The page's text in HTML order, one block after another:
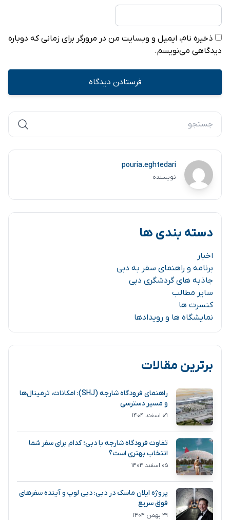
ذخیره نام، ایمیل و وبسایت من در مرورگر برای زمانی که دوباره
دیدگاهی می‌نویسم.
pouria.eghtedari
نویسنده
دسته بندی ها
اخبار
برنامه و راهنمای سفر به دبی
جاذبه های گردشگری دبی
سایر مطالب
کنسرت ها
نمایشگاه ها و رویدادها
برترین مقالات
راهنمای فرودگاه شارجه (SHJ): امکانات، ترمینال‌ها
و مسیر دسترسی
۰۹ اسفند ۱۴۰۴
تفاوت فرودگاه شارجه با دبی؛ کدام برای سفر شما
انتخاب بهتری است؟
۰۵ اسفند ۱۴۰۴
پروژه ایلان ماسک در دبی: دبی لوپ و آینده سفرهای
فوق سریع
۲۹ بهمن ۱۴۰۴